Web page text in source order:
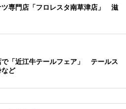
ツ専門店「フロレスタ南草津店」 滋
で「近江牛テールフェア」 テールス
など